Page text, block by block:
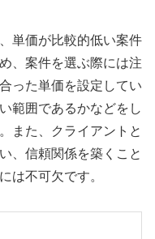
単価が比較的低い案件
、案件を選ぶ際には注
った単価を設定してい
範囲であるかなどをし
また、クライアントと
、信頼関係を築くこと
は不可欠です。